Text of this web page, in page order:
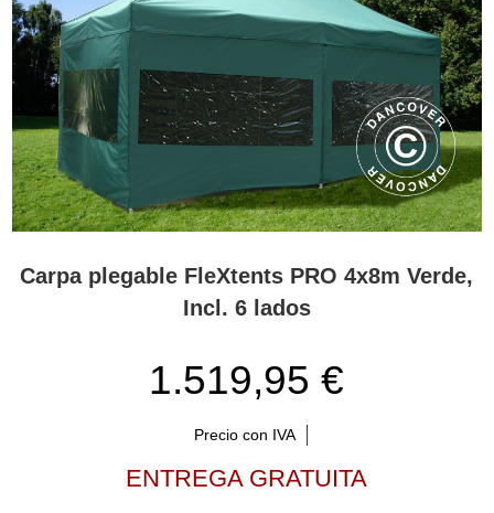
Carpa plegable FleXtents PRO 4x8m Verde,
Incl. 6 lados
1.519,95 €
Precio con IVA
ENTREGA GRATUITA